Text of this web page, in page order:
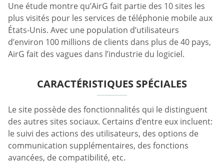
Une étude montre qu’AirG fait partie des 10 sites les
plus visités pour les services de téléphonie mobile aux
États-Unis. Avec une population d’utilisateurs
d’environ 100 millions de clients dans plus de 40 pays,
AirG fait des vagues dans l’industrie du logiciel.
CARACTÉRISTIQUES SPÉCIALES
Le site possède des fonctionnalités qui le distinguent
des autres sites sociaux. Certains d’entre eux incluent:
le suivi des actions des utilisateurs, des options de
communication supplémentaires, des fonctions
avancées, de compatibilité, etc.